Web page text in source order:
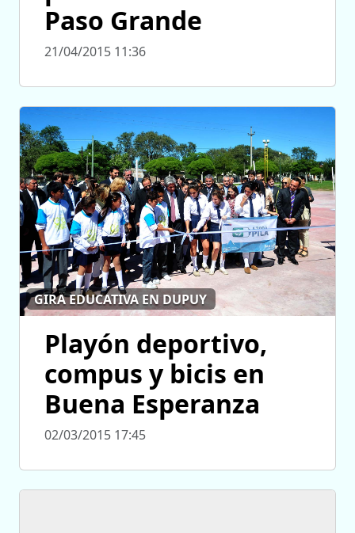
Paso Grande
21/04/2015 11:36
GIRA EDUCATIVA EN DUPUY
Playón deportivo,
compus y bicis en
Buena Esperanza
02/03/2015 17:45